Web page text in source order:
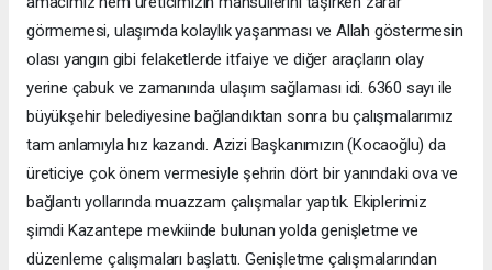
görmemesi, ulaşımda kolaylık yaşanması ve Allah göstermesin
olası yangın gibi felaketlerde itfaiye ve diğer araçların olay
yerine çabuk ve zamanında ulaşım sağlaması idi. 6360 sayı ile
büyükşehir belediyesine bağlandıktan sonra bu çalışmalarımız
tam anlamıyla hız kazandı. Azizi Başkanımızın (Kocaoğlu) da
üreticiye çok önem vermesiyle şehrin dört bir yanındaki ova ve
bağlantı yollarında muazzam çalışmalar yaptık. Ekiplerimiz
şimdi Kazantepe mevkiinde bulunan yolda genişletme ve
düzenleme çalışmaları başlattı. Genişletme çalışmalarından